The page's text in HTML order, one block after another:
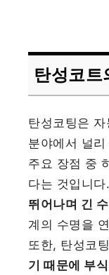
탄성코트
탄성코팅은
분야에서 널
주요 장점 중
다는 것입니
뛰어나며 긴
계의 수명을
또한, 탄성코
기 때문에 부